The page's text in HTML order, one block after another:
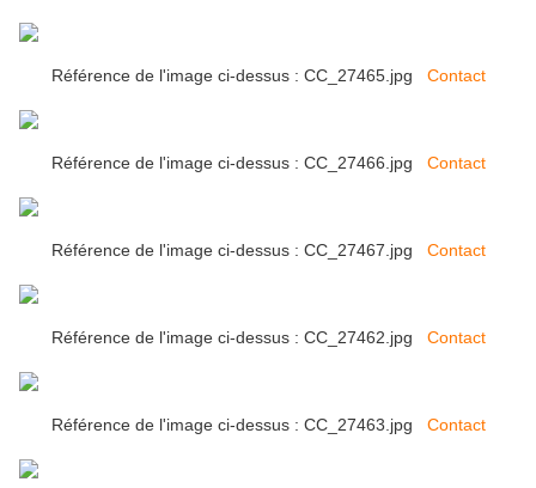
Référence de l'image ci-dessus : CC_27465.jpg Contact
Référence de l'image ci-dessus : CC_27466.jpg Contact
Référence de l'image ci-dessus : CC_27467.jpg Contact
Référence de l'image ci-dessus : CC_27462.jpg Contact
Référence de l'image ci-dessus : CC_27463.jpg Contact